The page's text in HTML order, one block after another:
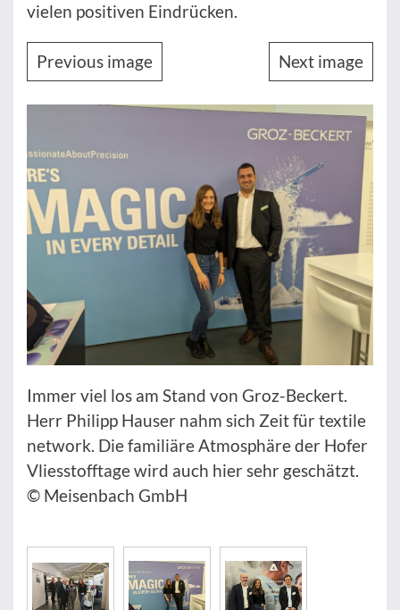
vielen positiven Eindrücken.
Previous image Next image
Immer viel los am Stand von Groz-Beckert.
Herr Philipp Hauser nahm sich Zeit für textile
network. Die familiäre Atmosphäre der Hofer
Vliesstofftage wird auch hier sehr geschätzt.
© Meisenbach GmbH